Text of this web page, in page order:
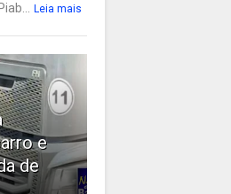
Leia mais
e
de